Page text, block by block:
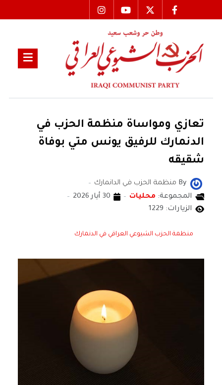
تعازي ومواساة منظمة الحزب في
الدنمارك للرفيق يونس متي بوفاة
شقيقه
By منظمة الحزب في الدانمارك
المجموعة: محليات
30 أيار 2026
الزيارات: 1229
منظمة الحزب الشيوعي العراقي في الدنمارك